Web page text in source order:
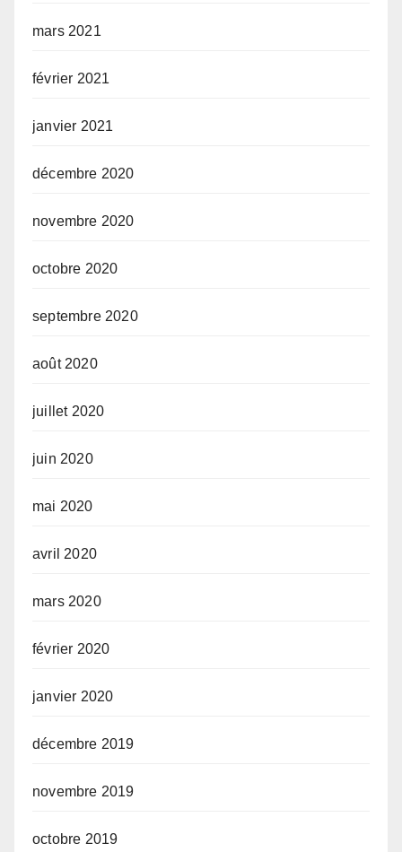
mars 2021
février 2021
janvier 2021
décembre 2020
novembre 2020
octobre 2020
septembre 2020
août 2020
juillet 2020
juin 2020
mai 2020
avril 2020
mars 2020
février 2020
janvier 2020
décembre 2019
novembre 2019
octobre 2019